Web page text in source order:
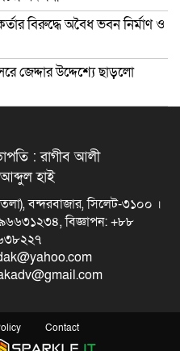
বিরুদ্ধে অবৈধ ভবন নির্মাণ ও
জেদ্দার উদ্দেশ্যে ছাড়লো
: রাগীব আলী
হাই
বন্দরবাজার, সিলেট-৩১০০ ।
বিজ্ঞাপন: +৮৮
Contact